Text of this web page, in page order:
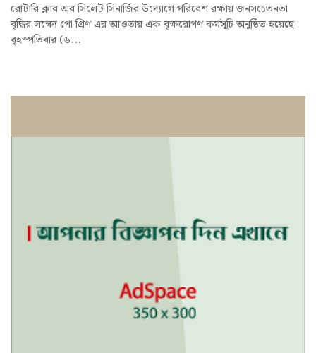
রোটারি ক্লাব অব সিলেট সিনার্জির উদ্যোগে পরিবেশ রক্ষায় জনসচেতনতা
বৃদ্ধির লক্ষ্যে গো গ্রিণ এর আওতায় এক বৃক্ষরোপণ কর্মসূচি অনুষ্ঠিত হয়েছে।
বৃহস্পতিবার (৬...